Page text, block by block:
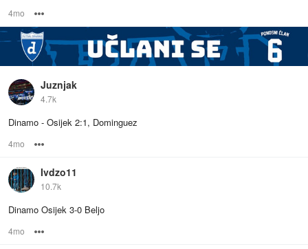
4mo
Juznjak
4.7k
Dinamo - Osijek 2:1, Dominguez
4mo
Ivdzo11
10.7k
Dinamo Osijek 3-0 Beljo
4mo